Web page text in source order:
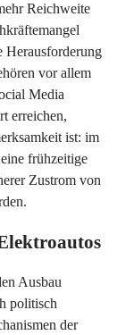
Reichweite
Herausforderung
vor allem
Media
erreichen,
ist: im
frühzeitige
Zustrom von
Ausbau
politisch
der